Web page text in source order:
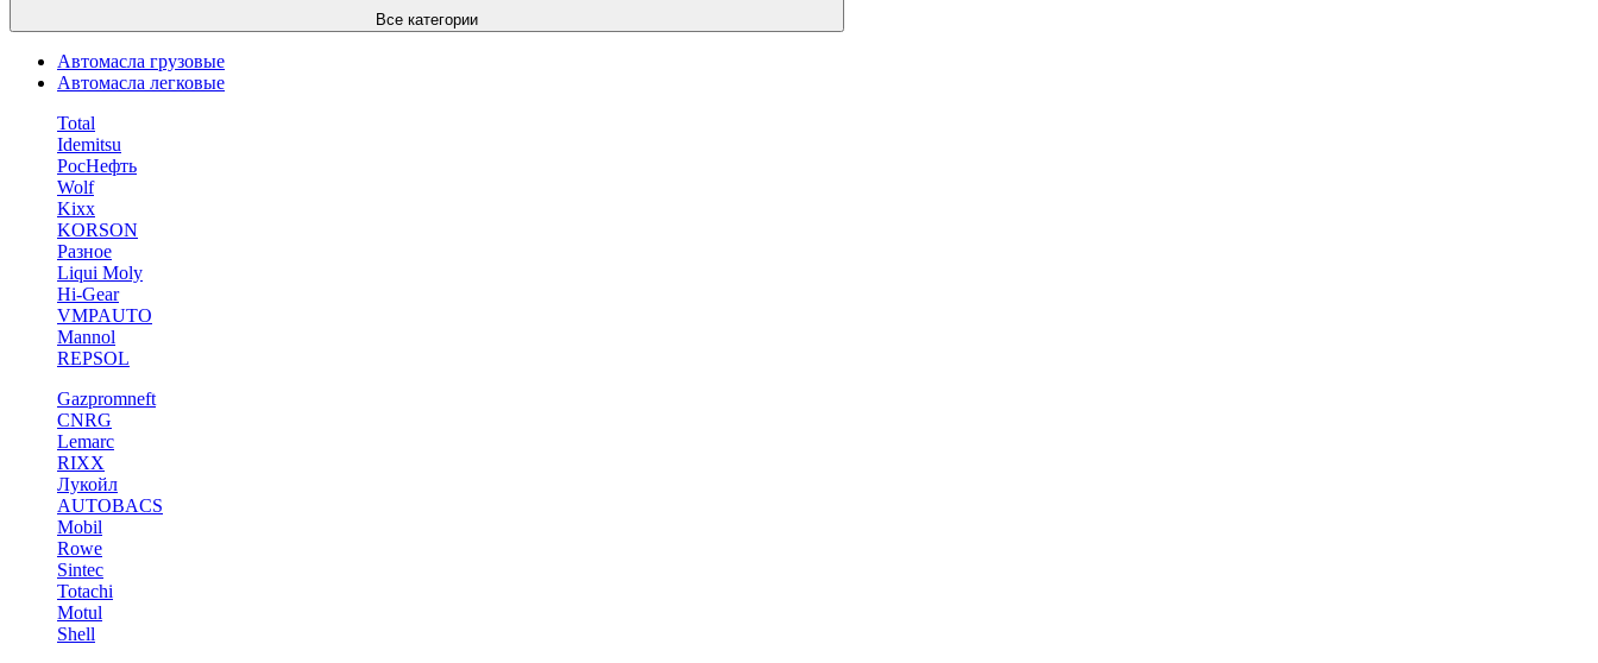
Все категории
Автомасла грузовые
Автомасла легковые
Total
Idemitsu
РосНефть
Wolf
Kixx
KORSON
Разное
Liqui Moly
Hi-Gear
VMPAUTO
Mannol
REPSOL
Gazpromneft
CNRG
Lemarc
RIXX
Лукойл
AUTOBACS
Mobil
Rowe
Sintec
Totachi
Motul
Shell